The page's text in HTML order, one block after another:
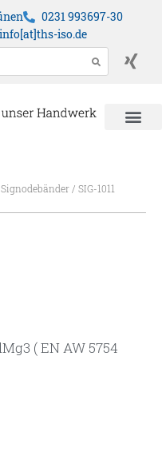
0231 993697-30
info[at]ths-iso.de
/ SIG-1011
( EN AW 5754